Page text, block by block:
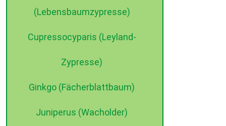
(Lebensbaumzypresse)
Cupressocyparis (Leyland-
Zypresse)
Ginkgo (Fächerblattbaum)
Juniperus (Wacholder)